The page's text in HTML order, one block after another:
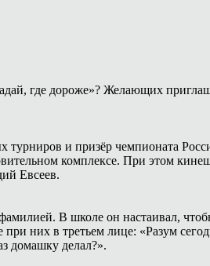
где дороже»? Желающих
турниров и призёр чемпионата
комплексе. При этом
Евсеев.
В школе он настаивал,
них в третьем лице: «Разум
домашку делал?».